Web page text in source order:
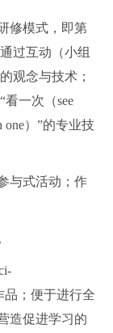
修模式，即第
过互动（小组
观念与技术；
看一次（see
one）”的专业技
与式活动；作
品；便于进行全
造促进学习的